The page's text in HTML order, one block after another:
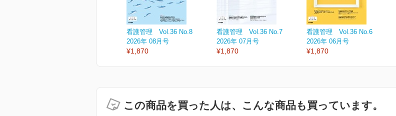
看護管理 Vol.36 No.8
2026年 08月号
¥1,870
看護管理 Vol.36 No.7
2026年 07月号
¥1,870
看護管理 Vol.36 No.6
2026年 06月号
¥1,870
この商品を買った人は、こんな商品も買っています。